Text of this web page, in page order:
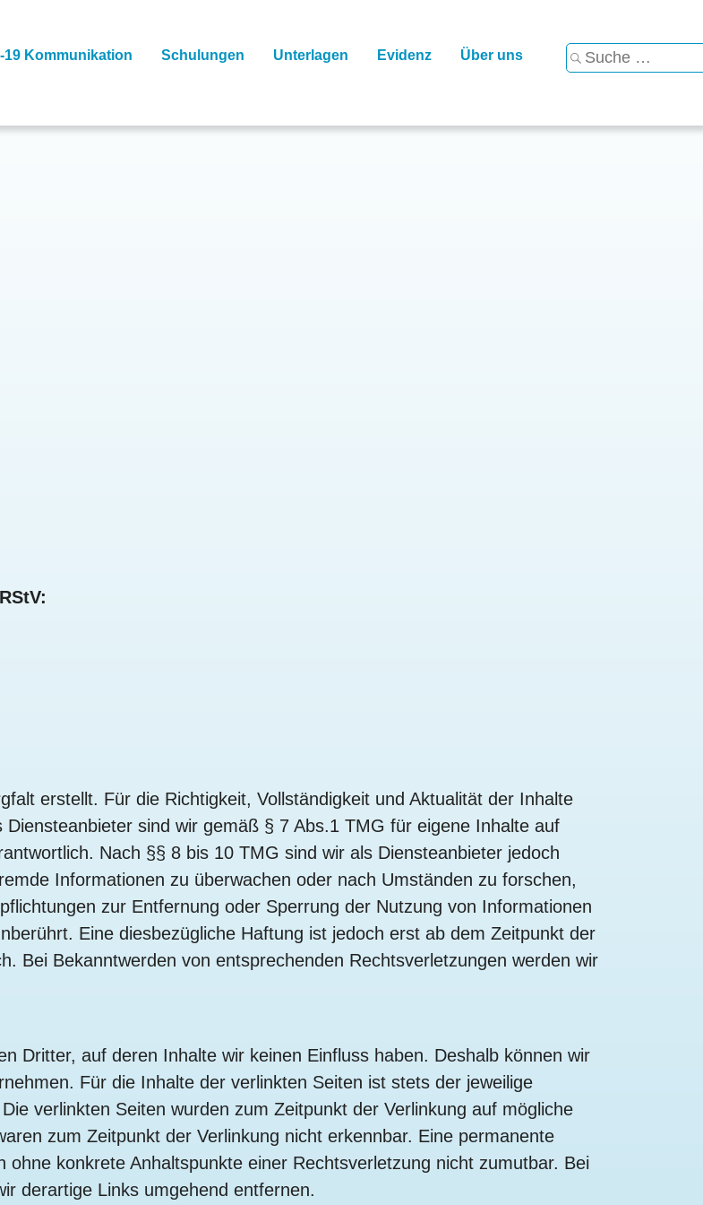
19 Kommunikation Schulungen Unterlagen Evidenz Über uns
Suche
…
erstellt. Für die Richtigkeit, Vollständigkeit und Aktualität der Inhalte
sind wir gemäß § 7 Abs.1 TMG für eigene Inhalte auf
Nach §§ 8 bis 10 TMG sind wir als Diensteanbieter jedoch
Informationen zu überwachen oder nach Umständen zu forschen,
zur Entfernung oder Sperrung der Nutzung von Informationen
Eine diesbezügliche Haftung ist jedoch erst ab dem Zeitpunkt der
Bei Bekanntwerden von entsprechenden Rechtsverletzungen werden wir
Dritter, auf deren Inhalte wir keinen Einfluss haben. Deshalb können wir
Für die Inhalte der verlinkten Seiten ist stets der jeweilige
verlinkten Seiten wurden zum Zeitpunkt der Verlinkung auf mögliche
zum Zeitpunkt der Verlinkung nicht erkennbar. Eine permanente
konkrete Anhaltspunkte einer Rechtsverletzung nicht zumutbar. Bei
derartige Links umgehend entfernen.